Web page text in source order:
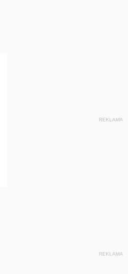
REKLAMA
REKLAMA